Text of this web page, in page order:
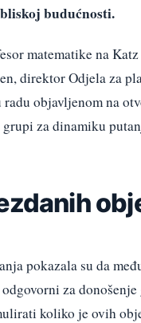
budućnosti.
matematike na
direktor Odjela za
objavljenom na
za dinamiku
pokazala su da
za
koliko je ovih